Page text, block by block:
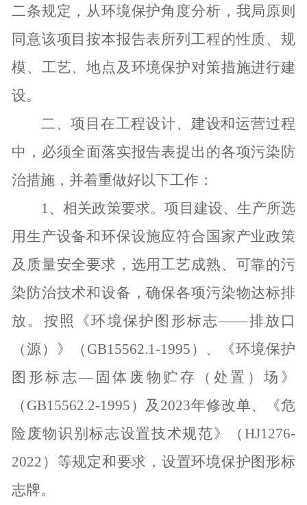
二条规定，从环境保护角度分析，我局原则
同意该项目按本报告表所列工程的性质、规
模、工艺、地点及环境保护对策措施进行建
设。
二、项目在工程设计、建设和运营过程
中，必须全面落实报告表提出的各项污染防
治措施，并着重做好以下工作：
1、相关政策要求。项目建设、生产所选
用生产设备和环保设施应符合国家产业政策
及质量安全要求，选用工艺成熟、可靠的污
染防治技术和设备，确保各项污染物达标排
放。按照《环境保护图形标志——排放口
（源）》（ GB15562.1-1995 ）、《环境保护
图形标志—固体废物贮存（处置）场》
（ GB15562.2-1995 ）及 2023年修改单、《危
险废物识别标志设置技术规范》（ HJ1276-
2022 ）等规定和要求，设置环境保护图形标
志牌。